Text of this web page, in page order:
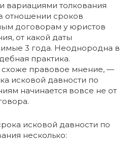
вариациями толкования
отношении сроков
договорам у юристов
от какой даты
3 года. Неоднородна в
практика.
схоже правовое мнение, —
исковой давности по
начинается вовсе не от
исковой давности по
несколько: